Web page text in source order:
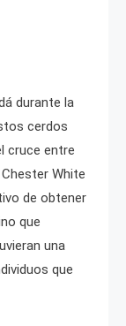
durante la
cerdos
cruce entre
White
de obtener
que
una
que